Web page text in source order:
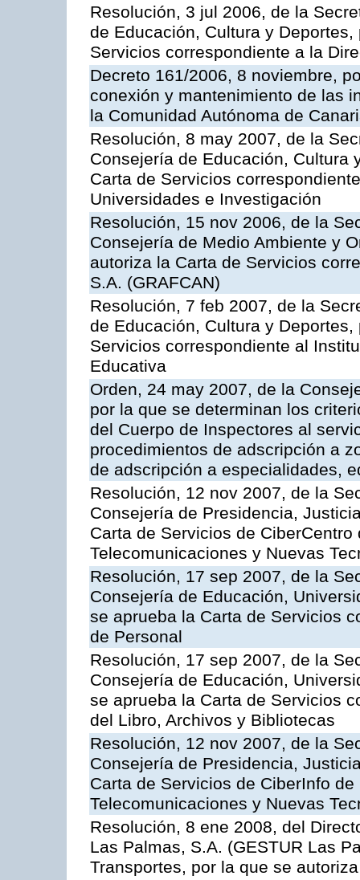
Resolución, 3 jul 2006, de la
de Educación, Cultura y
Servicios correspondiente a la
Decreto 161/2006, 8 noviembre,
conexión y mantenimiento de las
la Comunidad Autónoma de
Resolución, 8 may 2007, de la
Consejería de Educación, Cultura
Carta de Servicios
Universidades e Investigación
Resolución, 15 nov 2006, de la
Consejería de Medio Ambiente y
autoriza la Carta de Servicios
S.A. (GRAFCAN)
Resolución, 7 feb 2007, de la
de Educación, Cultura y
Servicios correspondiente al
Educativa
Orden, 24 may 2007, de la
por la que se determinan los
del Cuerpo de Inspectores al
procedimientos de adscripción a
de adscripción a especialidades,
Resolución, 12 nov 2007, de la
Consejería de Presidencia,
Carta de Servicios de
Telecomunicaciones y Nuevas
Resolución, 17 sep 2007, de la
Consejería de Educación,
se aprueba la Carta de Servicios
de Personal
Resolución, 17 sep 2007, de la
Consejería de Educación,
se aprueba la Carta de Servicios
del Libro, Archivos y Bibliotecas
Resolución, 12 nov 2007, de la
Consejería de Presidencia,
Carta de Servicios de CiberInfo
Telecomunicaciones y Nuevas
Resolución, 8 ene 2008, del
Las Palmas, S.A. (GESTUR Las
Transportes, por la que se